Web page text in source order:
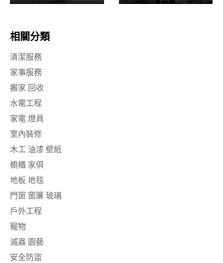
相關分類
清潔服務
家事服務
搬家 回收
水電工程
家電 燈具
室內裝修
木工 油漆 壁紙
櫥櫃 家俱
地板 地毯
門窗 窗簾 玻璃
戶外工程
寵物
滅蟲 園藝
安全防盜